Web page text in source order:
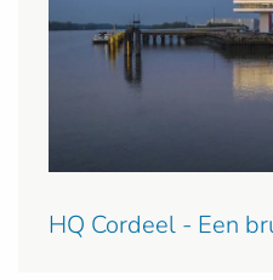
HQ Cordeel - Een